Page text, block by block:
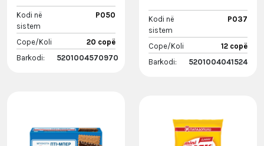
Kodi në
sistem
P050
Cope/Koli
20 copë
Barkodi:
5201004570970
Kodi në
sistem
P037
Cope/Koli
12 copë
Barkodi:
5201004041524